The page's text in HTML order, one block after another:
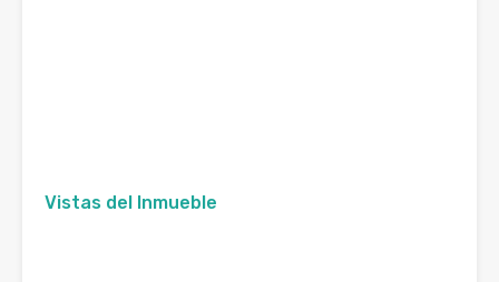
Vistas del Inmueble